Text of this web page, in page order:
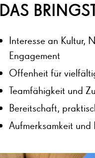
DAS
Interesse an Kultur,
Engagement
Offenheit für
Teamfähigkeit und
Bereitschaft,
Aufmerksamkeit und